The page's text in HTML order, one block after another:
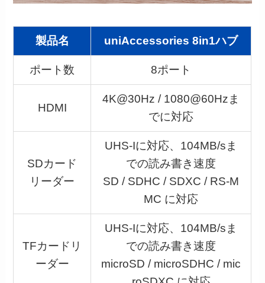
製品名 uniAccessories 8in1ハブ
ポート数 8ポート
HDMI
4K@30Hz / 1080@60Hzま
でに対応
SDカード
リーダー
UHS-Iに対応、104MB/sま
での読み書き速度
SD / SDHC / SDXC / RS-M
MC に対応
TFカードリ
ーダー
UHS-Iに対応、104MB/sま
での読み書き速度
microSD / microSDHC / mic